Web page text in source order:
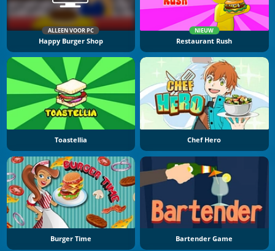
ALLEEN VOOR PC
Happy Burger Shop
NIEUW
Restaurant Rush
Toastellia Chef Hero
Burger Time Bartender Game